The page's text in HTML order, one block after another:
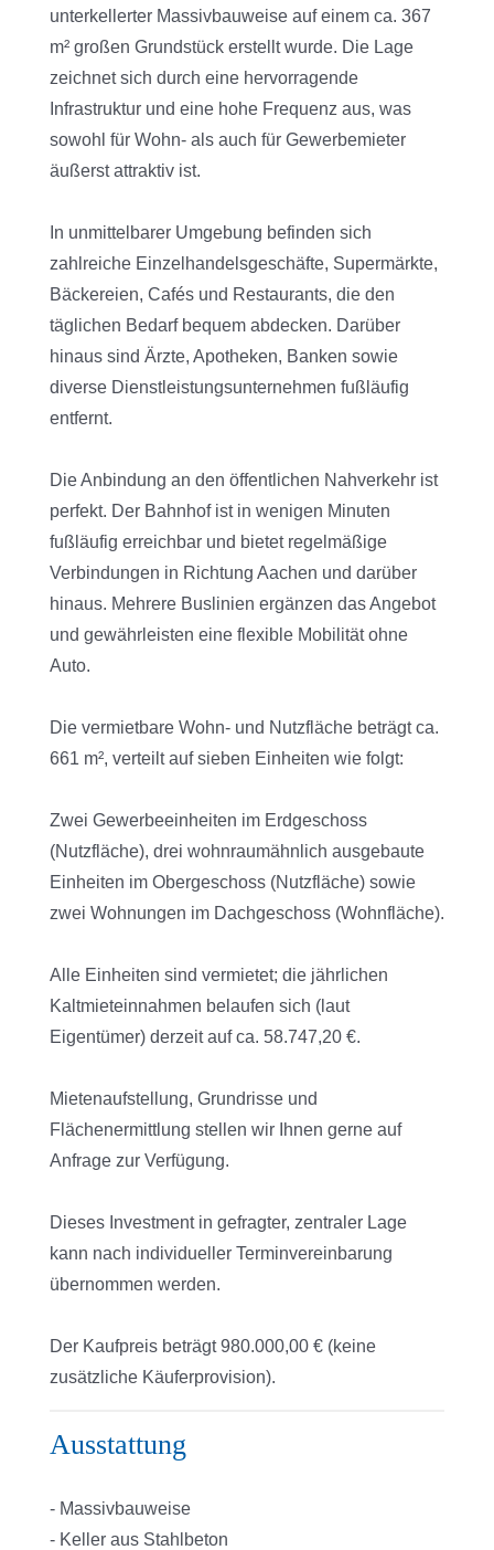
unterkellerter Massivbauweise auf einem ca. 367
m² großen Grundstück erstellt wurde. Die Lage
zeichnet sich durch eine hervorragende
Infrastruktur und eine hohe Frequenz aus, was
sowohl für Wohn- als auch für Gewerbemieter
äußerst attraktiv ist.
In unmittelbarer Umgebung befinden sich
zahlreiche Einzelhandelsgeschäfte, Supermärkte,
Bäckereien, Cafés und Restaurants, die den
täglichen Bedarf bequem abdecken. Darüber
hinaus sind Ärzte, Apotheken, Banken sowie
diverse Dienstleistungsunternehmen fußläufig
entfernt.
Die Anbindung an den öffentlichen Nahverkehr ist
perfekt. Der Bahnhof ist in wenigen Minuten
fußläufig erreichbar und bietet regelmäßige
Verbindungen in Richtung Aachen und darüber
hinaus. Mehrere Buslinien ergänzen das Angebot
und gewährleisten eine flexible Mobilität ohne
Auto.
Die vermietbare Wohn- und Nutzfläche beträgt ca.
661 m², verteilt auf sieben Einheiten wie folgt:
Zwei Gewerbeeinheiten im Erdgeschoss
(Nutzfläche), drei wohnraumähnlich ausgebaute
Einheiten im Obergeschoss (Nutzfläche) sowie
zwei Wohnungen im Dachgeschoss (Wohnfläche).
Alle Einheiten sind vermietet; die jährlichen
Kaltmieteinnahmen belaufen sich (laut
Eigentümer) derzeit auf ca. 58.747,20 €.
Mietenaufstellung, Grundrisse und
Flächenermittlung stellen wir Ihnen gerne auf
Anfrage zur Verfügung.
Dieses Investment in gefragter, zentraler Lage
kann nach individueller Terminvereinbarung
übernommen werden.
Der Kaufpreis beträgt 980.000,00 € (keine
zusätzliche Käuferprovision).
Ausstattung
- Massivbauweise
- Keller aus Stahlbeton